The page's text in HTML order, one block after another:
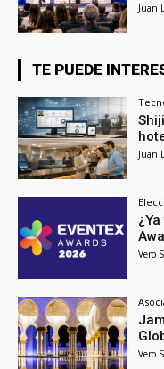
Juan
TE PUEDE
Juan
Vero
Vero